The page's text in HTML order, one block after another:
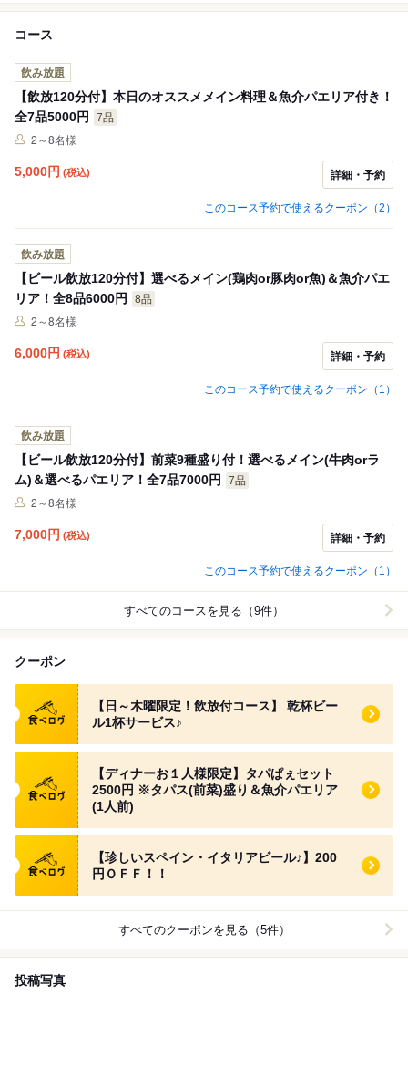
コース
飲み放題
【飲放120分付】本日のオススメメイン料理＆魚介パエリア付き！
全7品5000円
7品
2～8名様
5,000円 (税込) 詳細・予約
このコース予約で使えるクーポン（2）
飲み放題
【ビール飲放120分付】選べるメイン(鶏肉or豚肉or魚)＆魚介パエ
リア！全8品6000円
8品
2～8名様
6,000円 (税込) 詳細・予約
このコース予約で使えるクーポン（1）
飲み放題
【ビール飲放120分付】前菜9種盛り付！選べるメイン(牛肉orラ
ム)＆選べるパエリア！全7品7000円
7品
2～8名様
7,000円 (税込) 詳細・予約
このコース予約で使えるクーポン（1）
すべてのコースを見る（9件）
クーポン
食べログ クーポン
【日～木曜限定！飲放付コース】 乾杯ビー
ル1杯サービス♪
食べログ クーポン
【ディナーお１人様限定】タパぱぇセット
2500円 ※タパス(前菜)盛り＆魚介パエリア
(1人前)
食べログ クーポン
【珍しいスペイン・イタリアビール♪】200
円ＯＦＦ！！
すべてのクーポンを見る（5件）
投稿写真